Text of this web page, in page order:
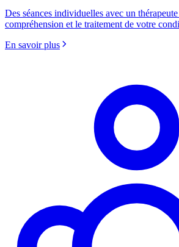
Des séances individuelles avec un
compréhension et le traitement de votre
En savoir plus